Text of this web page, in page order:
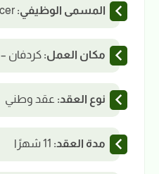
المسمى الوظيفي:
مكان العمل: كردفان – Roving
نوع العقد: عقد وطني
مدة العقد: